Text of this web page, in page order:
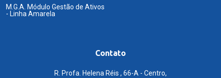
M.G.A. Módulo Gestão de Ativos
- Linha Amarela
Contato
R. Profa. Helena Réis , 66-A - Centro,